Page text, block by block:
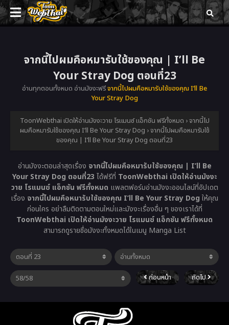
จากนี้ไปผมคือหมารับใช้ของคุณ | I’ll Be
Your Stray Dog ตอนที่23
อ่านทุกตอนทั้งหมด อ่านมังงะฟรีจากนี้ไปผมคือหมารับใช้ของคุณ I’ll Be
Your Stray Dog
ToonWebthai เปิดให้อ่านมังงะวาย โรแมนซ์ แอ็กชัน ฟรีทั้งหมด ›จากนี้ไป
ผมคือหมารับใช้ของคุณ I’ll Be Your Stray Dog ›จากนี้ไปผมคือหมารับใช้
ของคุณ | I’ll Be Your Stray Dog ตอนที่23
อ่านมังงะตอนล่าสุดเรื่อง จากนี้ไปผมคือหมารับใช้ของคุณ | I’ll Be
Your Stray Dog ตอนที่23 ได้ฟรีที่ ToonWebthai เปิดให้อ่านมังงะ
วาย โรแมนซ์ แอ็กชัน ฟรีทั้งหมด แพลตฟอร์มอ่านมังงะออนไลน์ที่อัปเดต
เรื่อง จากนี้ไปผมคือหมารับใช้ของคุณ I’ll Be Your Stray Dog ให้คุณ
ก่อนใคร อย่าลืมติดตามตอนใหม่และมังงะเรื่องอื่น ๆ ของเราได้ที่
ToonWebthai เปิดให้อ่านมังงะวาย โรแมนซ์ แอ็กชัน ฟรีทั้งหมด
สามารถดูรายชื่อมังงะทั้งหมดได้ในเมนู Manga List
ก่อนหน้า ถัดไป